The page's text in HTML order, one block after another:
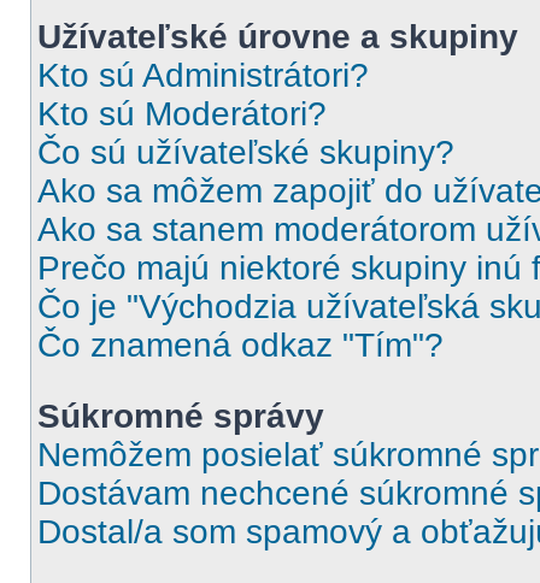
Užívateľské úrovne a skupiny
Kto sú Administrátori?
Kto sú Moderátori?
Čo sú užívateľské skupiny?
Ako sa môžem zapojiť do
Ako sa stanem moderátorom
Prečo majú niektoré skupiny inú
Čo je "Východzia užívateľská
Čo znamená odkaz "Tím"?
Súkromné správy
Nemôžem posielať súkromné
Dostávam nechcené súkromné
Dostal/a som spamový a